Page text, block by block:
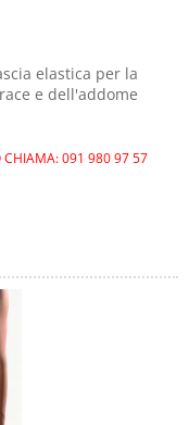
elastica per la
e dell'addome
CHIAMA: 091 980 97 57